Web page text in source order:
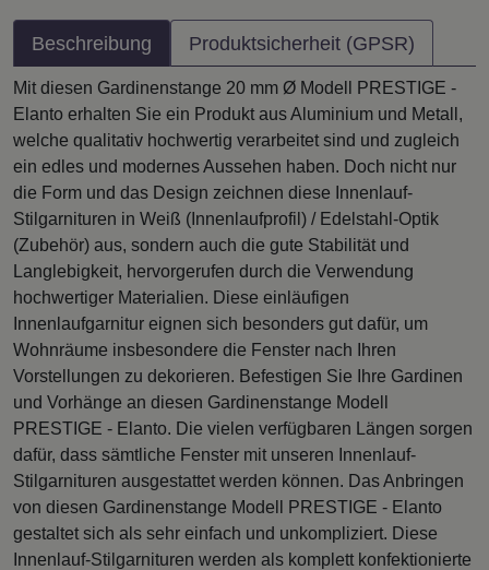
Beschreibung Produktsicherheit (GPSR)
Mit diesen Gardinenstange 20 mm Ø Modell PRESTIGE -
Elanto erhalten Sie ein Produkt aus Aluminium und Metall,
welche qualitativ hochwertig verarbeitet sind und zugleich
ein edles und modernes Aussehen haben. Doch nicht nur
die Form und das Design zeichnen diese Innenlauf-
Stilgarnituren in Weiß (Innenlaufprofil) / Edelstahl-Optik
(Zubehör) aus, sondern auch die gute Stabilität und
Langlebigkeit, hervorgerufen durch die Verwendung
hochwertiger Materialien. Diese einläufigen
Innenlaufgarnitur eignen sich besonders gut dafür, um
Wohnräume insbesondere die Fenster nach Ihren
Vorstellungen zu dekorieren. Befestigen Sie Ihre Gardinen
und Vorhänge an diesen Gardinenstange Modell
PRESTIGE - Elanto. Die vielen verfügbaren Längen sorgen
dafür, dass sämtliche Fenster mit unseren Innenlauf-
Stilgarnituren ausgestattet werden können. Das Anbringen
von diesen Gardinenstange Modell PRESTIGE - Elanto
gestaltet sich als sehr einfach und unkompliziert. Diese
Innenlauf-Stilgarnituren werden als komplett konfektionierte